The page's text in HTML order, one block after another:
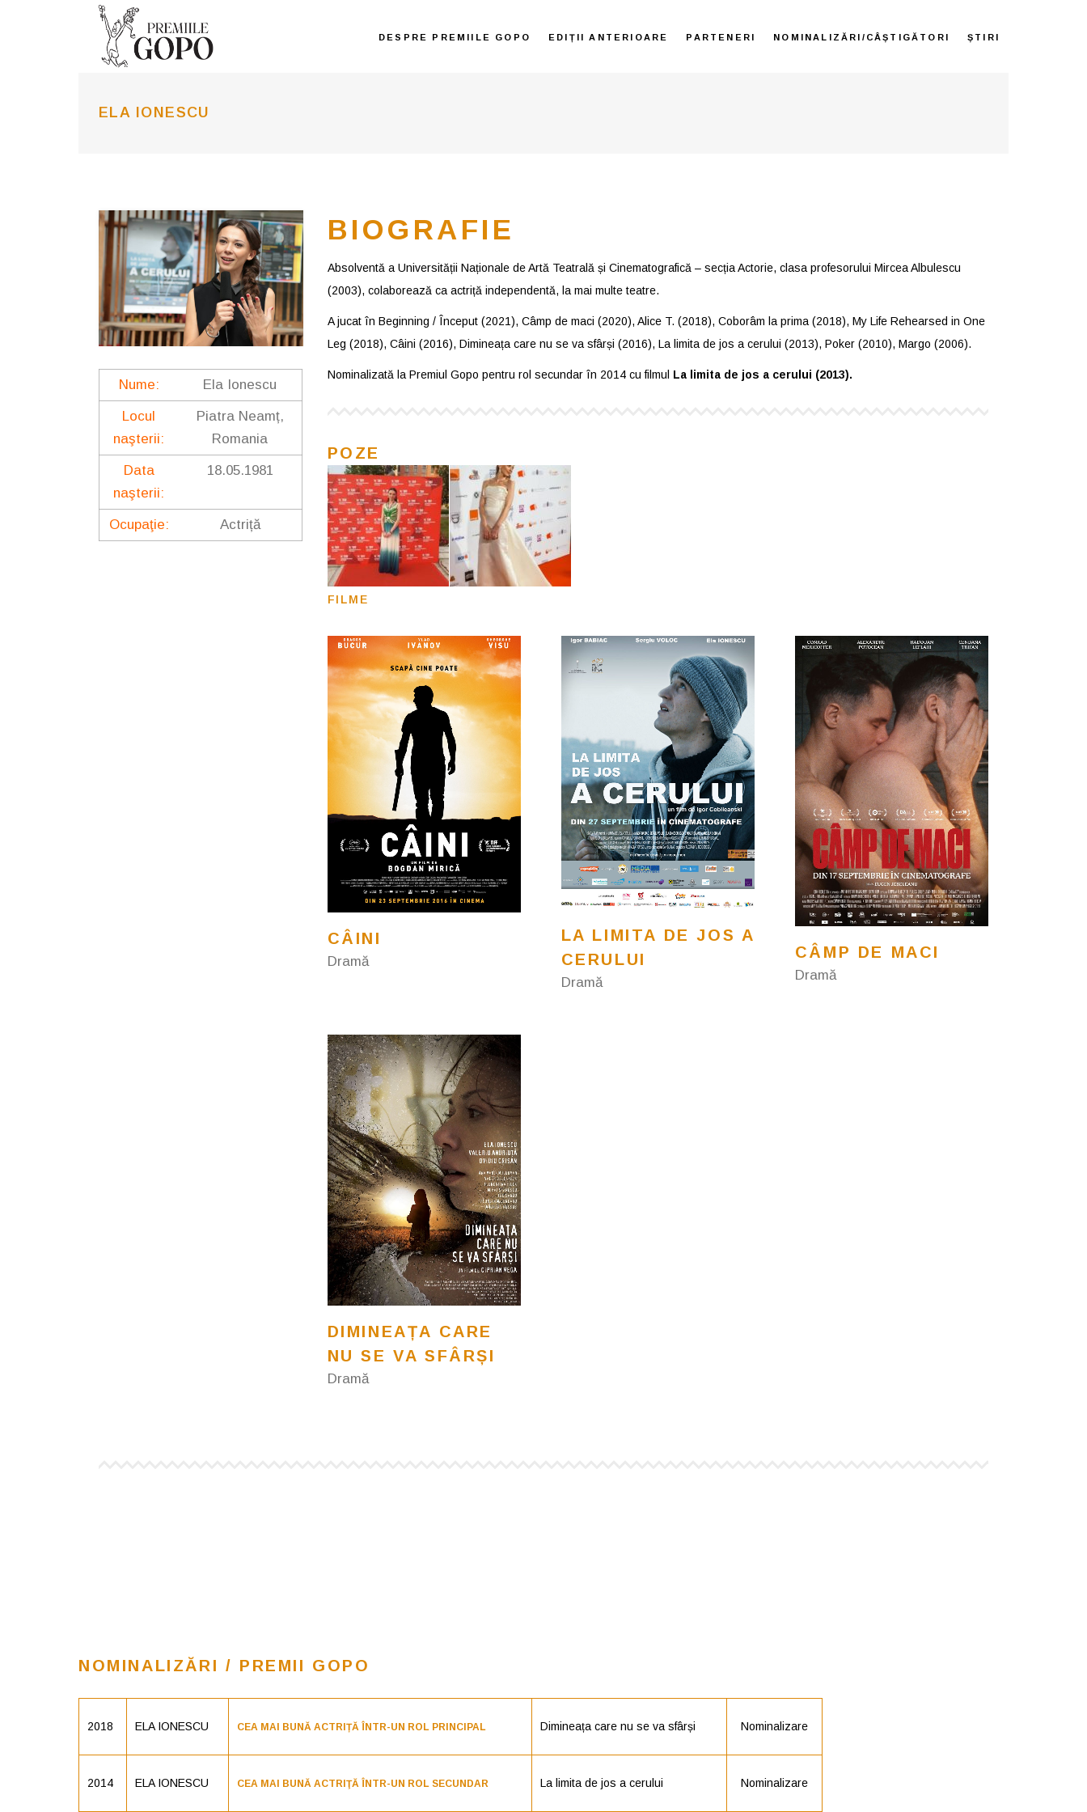
DESPRE PREMIILE GOPO EDIȚII ANTERIOARE PARTENERI NOMINALIZĂRI/CÂȘTIGĂTORI ȘTIRI
ELA IONESCU
Nume: Ela Ionescu
Locul
naşterii:
Piatra Neamț,
Romania
Data
naşterii:
18.05.1981
Ocupaţie: Actriță
BIOGRAFIE
Absolventă a Universității Naționale de Artă Teatrală și Cinematografică – secția Actorie, clasa profesorului Mircea Albulescu
(2003), colaborează ca actriță independentă, la mai multe teatre.
A jucat în Beginning / Început (2021), Câmp de maci (2020), Alice T. (2018), Coborâm la prima (2018), My Life Rehearsed in One
Leg (2018), Câini (2016), Dimineața care nu se va sfârși (2016), La limita de jos a cerului (2013), Poker (2010), Margo (2006).
Nominalizată la Premiul Gopo pentru rol secundar în 2014 cu filmul La limita de jos a cerului (2013).
POZE
FILME
CÂINI
Dramă
LA LIMITA DE JOS A
CERULUI
Dramă
CÂMP DE MACI
Dramă
DIMINEAȚA CARE
NU SE VA SFÂRȘI
Dramă
NOMINALIZĂRI / PREMII GOPO
2018 ELA IONESCU CEA MAI BUNĂ ACTRIȚĂ ÎNTR-UN ROL PRINCIPAL Dimineața care nu se va sfârși Nominalizare
2014 ELA IONESCU CEA MAI BUNĂ ACTRIŢĂ ÎNTR-UN ROL SECUNDAR La limita de jos a cerului Nominalizare